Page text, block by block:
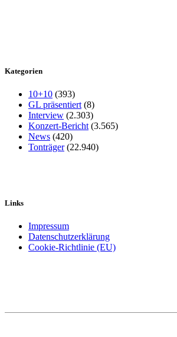
Kategorien
10+10 (393)
GL präsentiert (8)
Interview (2.303)
Konzert-Bericht (3.565)
News (420)
Tonträger(22.940)
Links
Impressum
Datenschutzerklärung
Cookie-Richtlinie (EU)